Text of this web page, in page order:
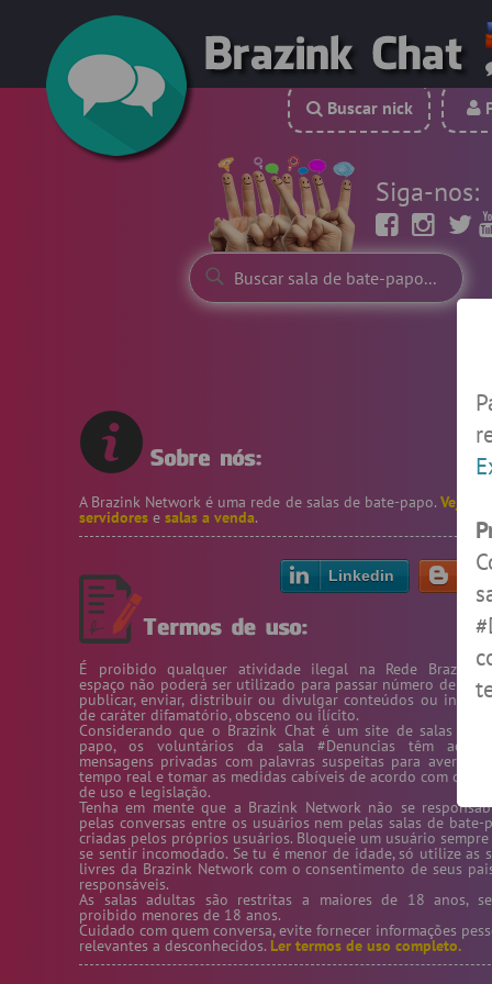
Siga-nos:
Buscar nick
A Brazink Network é uma rede de salas de bate-papo. Veja
servidores e salas a venda.
Linkedin
É proibido qualquer atividade ilegal na Rede Brazink.
espaço não poderá ser utilizado para passar número de
publicar, enviar, distribuir ou divulgar conteúdos ou
de caráter difamatório, obsceno ou ilícito.
Considerando que o Brazink Chat é um site de salas de
papo, os voluntários da sala #Denuncias têm acesso
mensagens privadas com palavras suspeitas para averiguar
tempo real e tomar as medidas cabíveis de acordo com os
de uso e legislação.
Tenha em mente que a Brazink Network não se
pelas conversas entre os usuários nem pelas salas de bate-
criadas pelos próprios usuários. Bloqueie um usuário
se sentir incomodado. Se tu é menor de idade, só utilize as
livres da Brazink Network com o consentimento de seus
responsáveis.
As salas adultas são restritas a maiores de 18 anos,
proibido menores de 18 anos.
Cuidado com quem conversa, evite fornecer informações
relevantes a desconhecidos. Ler termos de uso completo.